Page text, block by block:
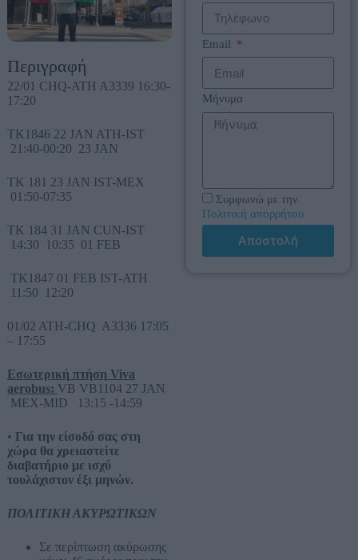
Περιγραφή
22/01 CHQ-ATH A3339 16:30-
17:20
TK1846 22 JAN ATH-IST
21:40-00:20 23 JAN
TK 181 23 JAN IST-MEX
01:50-07:35
TK 184 31 JAN CUN-IST
14:30 10:35 01 FEB
TK1847 01 FEB IST-ATH
11:50 12:20
01/02 ATH-CHQ A3336 17:05
– 17:55
Εσωτερική πτήση Viva
aerobus: VB VB1104 27 JAN
MEX-MID 13:15 -14:59
• Για την είσοδό σας στη
χώρα θα χρειαστείτε
διαβατήριο με ισχύ
τουλάχιστον έξι μηνών.
ΠΟΛΙΤΙΚΗ ΑΚΥΡΩΤΙΚΩΝ
Σε περίπτωση ακύρωσης
Email
Μήνυμα
Συμφωνώ με την
Πολιτική απορρήτου
Αποστολή